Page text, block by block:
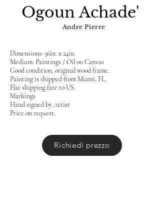
Ogoun Achade'
Andre Pierre
Dimensions: 36in. x 24in.
Medium: Paintings / Oil on Canvas
Good condition, original wood frame.
Painting is shipped from Miami, FL.
Flat shipping fare to US.
Markings
Hand signed by Artist
Price on request.
Richiedi prezzo